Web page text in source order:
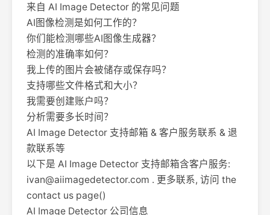
来自 AI Image Detector 的常见问题
AI图像检测是如何工作的？
你们能检测哪些AI图像生成器？
检测的准确率如何？
我上传的图片会被储存或保存吗？
支持哪些文件格式和大小？
我需要创建账户吗？
分析需要多长时间？
AI Image Detector 支持邮箱 & 客户服务联系 & 退
款联系等
以下是 AI Image Detector 支持邮箱含客户服务:
ivan@aiimagedetector.com . 更多联系, 访问 the
contact us page()
AI Image Detector 公司信息